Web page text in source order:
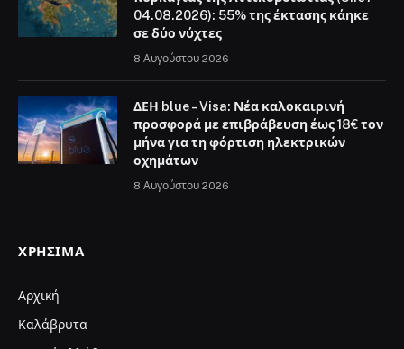
04.08.2026): 55% της έκτασης κάηκε
σε δύο νύχτες
8 Αυγούστου 2026
ΔΕΗ blue – Visa: Νέα καλοκαιρινή
προσφορά με επιβράβευση έως 18€ τον
μήνα για τη φόρτιση ηλεκτρικών
οχημάτων
8 Αυγούστου 2026
ΧΡΉΣΙΜΑ
Αρχική
Καλάβρυτα